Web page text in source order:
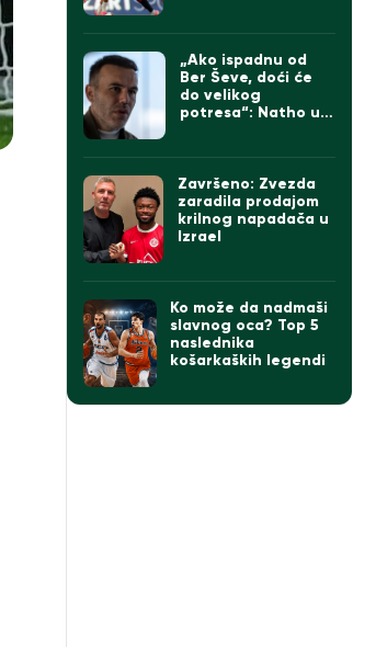
„Ako ispadnu od
Ber Ševe, doći će
do velikog
potresa“: Natho u
Završeno: Zvezda
zaradila prodajom
krilnog napadača u
Izrael
Ko može da nadmaši
slavnog oca? Top 5
naslednika
košarkaških legendi